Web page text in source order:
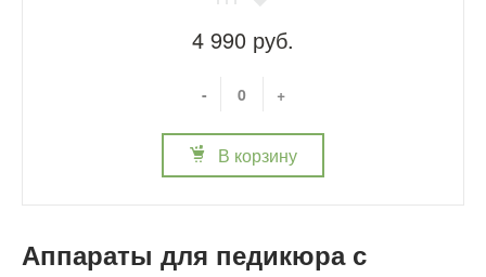
4 990 руб.
- +
В корзину
Аппараты для педикюра с